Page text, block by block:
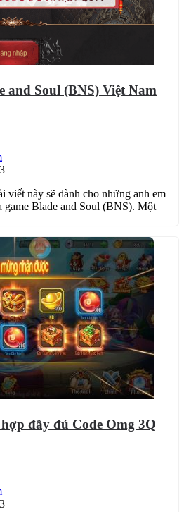
and Soul (BNS) Việt Nam
viết này sẽ dành cho những anh em
game Blade and Soul (BNS). Một
đầy đủ Code Omg 3Q